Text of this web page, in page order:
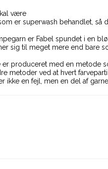
være
er superwash behandlet, så
er Fabel spundet i en
sig til meget mere end bare
er produceret med en metode
metoder ved at hvert
ikke en fejl, men en del af